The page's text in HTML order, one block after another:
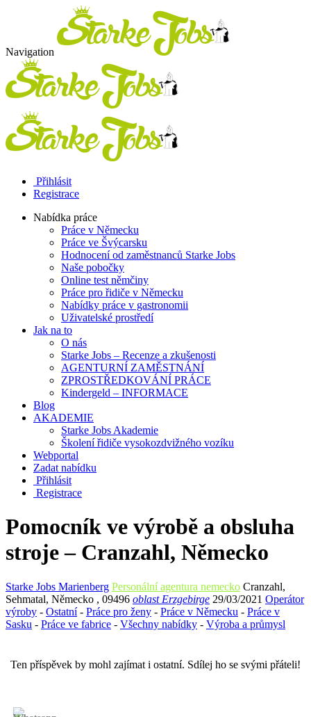
Navigation
Přihlásit
Registrace
Nabídka práce
Práce v Německu
Práce ve Švýcarsku
Hodnocení od zaměstnanců Starke Jobs
Naše pobočky
Online test němčiny
Práce pro řidiče v Německu
Nabídky práce v gastronomii
Uživatelské prostředí
Jak na to
O nás
Starke Jobs – Recenze a zkušenosti
AGENTURNÍ ZAMĚSTNÁNÍ
ZPROSTŘEDKOVÁNÍ PRÁCE
Kindergeld – INFORMACE
Blog
AKADEMIE
Starke Jobs Akademie
Školení řidiče vysokozdvižného vozíku
Webportal
Zadat nabídku
Přihlásit
Registrace
Pomocník ve výrobě a obsluha
stroje – Cranzahl, Německo
Starke Jobs Marienberg Personální agentura nemecko Cranzahl,
Sehmatal, Německo , 09496 oblast Erzgebirge 29/03/2021 Operátor
výroby - Ostatní- Práce pro ženy - Práce v Německu - Práce v
Sasku - Práce ve fabrice - Všechny nabídky - Výroba a průmysl
Ten příspěvek by mohl zajímat i ostatní. Sdílej ho se svými přáteli!